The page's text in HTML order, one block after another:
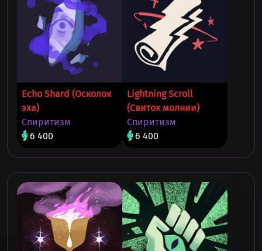
Echo Shard (Осколок
эха)
Спиритизм
6 400
Lightning Scroll
(Свиток молнии)
Спиритизм
6 400